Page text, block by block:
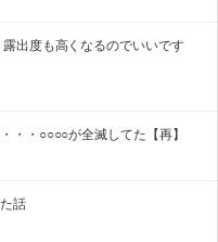
出度も高くなるのでいいです
・・○○○○が全滅してた【再】
話